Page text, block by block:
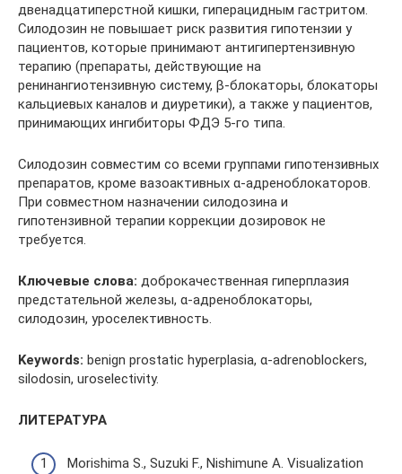
двенадцатиперстной кишки, гиперацидным гастритом.
Силодозин не повышает риск развития гипотензии у
пациентов, которые принимают антигипертензивную
терапию (препараты, действующие на
ренинангиотензивную систему, β-блокаторы, блокаторы
кальциевых каналов и диуретики), а также у пациентов,
принимающих ингибиторы ФДЭ 5-го типа.
Силодозин совместим со всеми группами гипотензивных
препаратов, кроме вазоактивных α-адреноблокаторов.
При совместном назначении силодозина и
гипотензивной терапии коррекции дозировок не
требуется.
Ключевые слова: доброкачественная гиперплазия
предстательной железы, α-адреноблокаторы,
силодозин, уроселективность.
Keywords: benign prostatic hyperplasia, α-adrenoblockers,
silodosin, uroselectivity.
ЛИТЕРАТУРА
Morishima S., Suzuki F., Nishimune A. Visualization